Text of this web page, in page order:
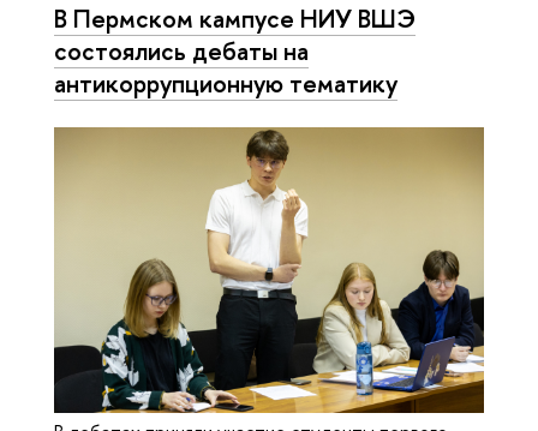
В Пермском кампусе НИУ ВШЭ
состоялись дебаты на
антикоррупционную тематику